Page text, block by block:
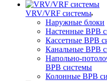
VRV/VRF системы
Наружные блоки
Настенные ВРВ
Кассетные ВРВ
Канальные ВРВ
Напольно-
ВРВ системы
Колонные ВРВ